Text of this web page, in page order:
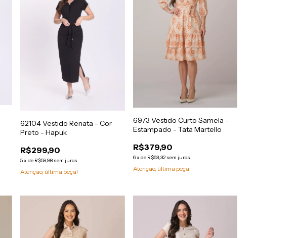
62104 Vestido Renata - Cor
Preto - Hapuk
R$299,90
5xde R$59,98 sem juros
Atenção, última peça!
6973 Vestido Curto Samela -
Estampado - Tata Martello
R$379,90
6x de R$63,32 sem juros
Atenção, última peça!